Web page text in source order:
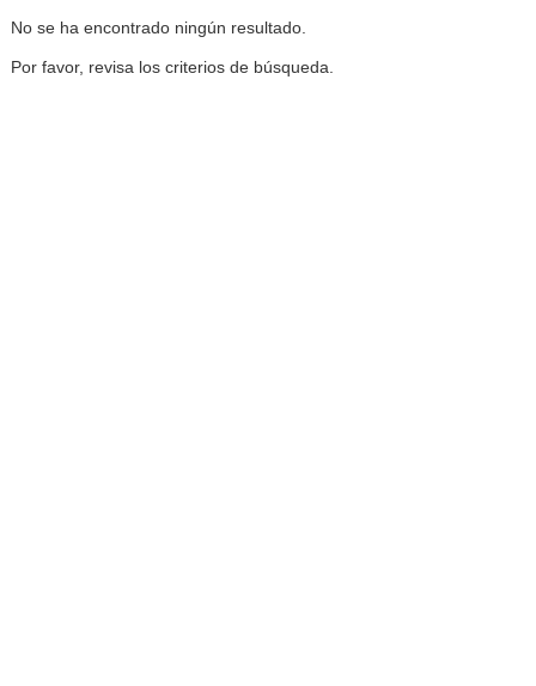
No se ha encontrado ningún resultado.
Por favor, revisa los criterios de búsqueda.